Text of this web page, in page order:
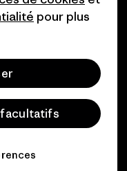
pour plus
facultatifs